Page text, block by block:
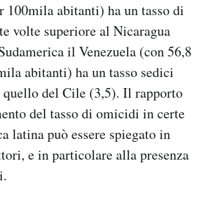
100mila abitanti) ha un tasso di
volte superiore al Nicaragua
il Venezuela (con 56,8
abitanti) ha un tasso sedici
quello del Cile (3,5). Il rapporto
del tasso di omicidi in certe
latina può essere spiegato in
e in particolare alla presenza